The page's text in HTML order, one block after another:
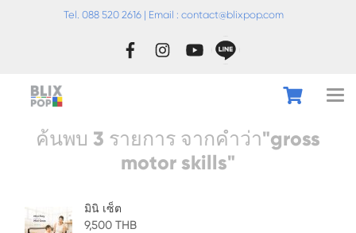
Tel. 088 520 2616 | Email : contact@blixpop.com
ค้นพบ 3 รายการ จากคำว่า"gross
motor skills"
มินิ เซ็ต
9,500 THB